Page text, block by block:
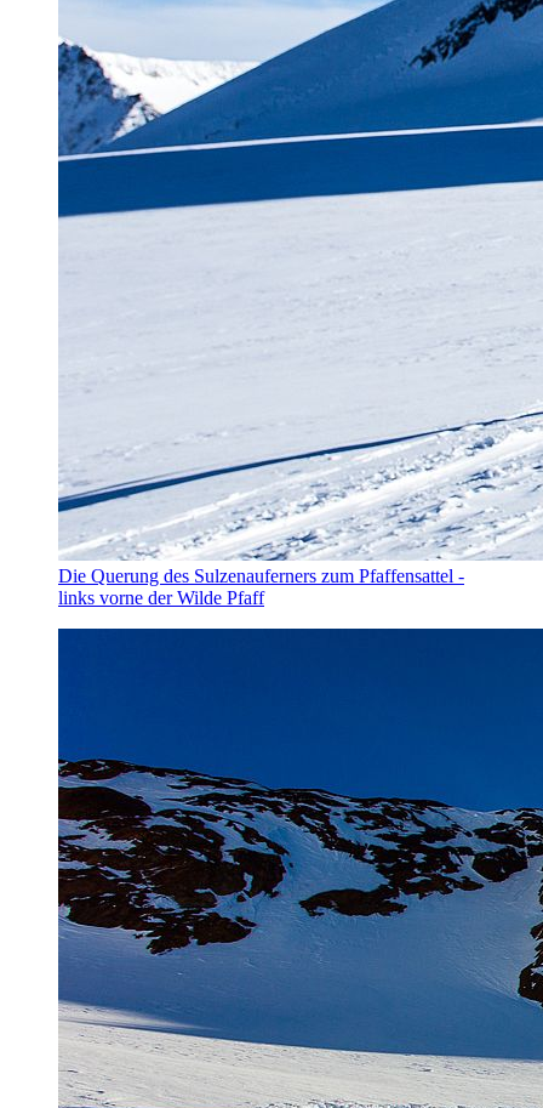
Die Querung des Sulzenauferners zum Pfaffensattel -
links vorne der Wilde Pfaff